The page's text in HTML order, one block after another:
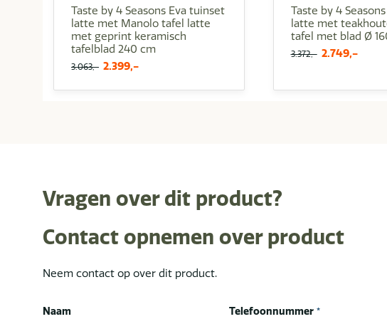
Taste by 4 Seasons Eva tuinset
latte met Manolo tafel latte
met geprint keramisch
tafelblad 240 cm
3.063,- Oorspronkelijke
was:
2.399,-Huidige
is:
Taste by 4
latte met
tafel met blad Ø
3.372,-
3.372,-.
2.749,-
Vragen over dit product?
Contact opnemen over product
Neem contact op over dit product.
Naam Telefoonnummer *